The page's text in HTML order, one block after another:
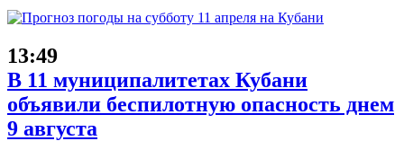
13:49
В 11 муниципалитетах Кубани
объявили беспилотную опасность днем
9 августа